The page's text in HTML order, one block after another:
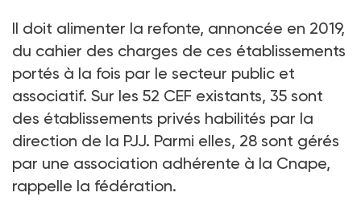
Il doit alimenter la refonte, annoncée en 2019,
du cahier des charges de ces établissements
portés à la fois par le secteur public et
associatif. Sur les 52 CEF existants, 35 sont
des établissements privés habilités par la
direction de la PJJ. Parmi elles, 28 sont gérés
par une association adhérente à la Cnape,
rappelle la fédération.